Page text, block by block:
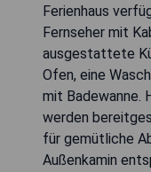
Ferienhaus
Fernseher mit
ausgestattete
Ofen, eine
mit Badewanne.
werden
für gemütliche
Außenkamin